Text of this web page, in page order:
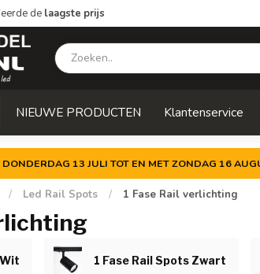
de laagste prijs
NIEUWE PRODUCTEN Klantenservice
13 JULI TOT EN MET ZONDAG 16
/ Led Rail Spots / 1 Fase Rail verlichting
1 Fase Rail Spots Zwart